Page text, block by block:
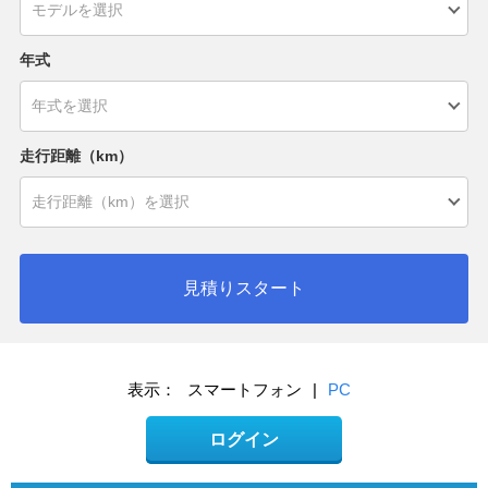
年式
走行距離（km）
見積りスタート
表示： スマートフォン | PC
ログイン